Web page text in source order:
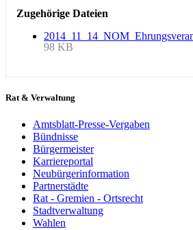
Zugehörige Dateien
98 KB
Rat & Verwaltung
Amtsblatt-Presse-Vergaben
Bündnisse
Bürgermeister
Karriereportal
Neubürgerinformation
Partnerstädte
Rat - Gremien - Ortsrecht
Stadtverwaltung
Wahlen